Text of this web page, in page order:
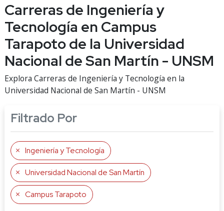
Carreras de Ingeniería y
Tecnología en Campus
Tarapoto de la Universidad
Nacional de San Martín - UNSM
Explora Carreras de Ingeniería y Tecnología en la
Universidad Nacional de San Martín - UNSM
Filtrado Por
Ingeniería y Tecnología
Universidad Nacional de San Martín
Campus Tarapoto